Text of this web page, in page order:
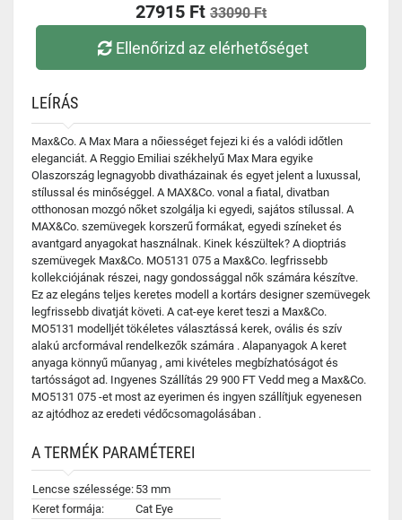
27915 Ft 33090 Ft
Ellenőrizd az elérhetőséget
LEÍRÁS
Max&Co. A Max Mara a nőiességet fejezi ki és a valódi időtlen
eleganciát. A Reggio Emiliai székhelyű Max Mara egyike
Olaszország legnagyobb divatházainak és egyet jelent a luxussal,
stílussal és minőséggel. A MAX&Co. vonal a fiatal, divatban
otthonosan mozgó nőket szolgálja ki egyedi, sajátos stílussal. A
MAX&Co. szemüvegek korszerű formákat, egyedi színeket és
avantgard anyagokat használnak. Kinek készültek? A dioptriás
szemüvegek Max&Co. MO5131 075 a Max&Co. legfrissebb
kollekciójának részei, nagy gondossággal nők számára készítve.
Ez az elegáns teljes keretes modell a kortárs designer szemüvegek
legfrissebb divatját követi. A cat-eye keret teszi a Max&Co.
MO5131 modelljét tökéletes választássá kerek, ovális és szív
alakú arcformával rendelkezők számára . Alapanyagok A keret
anyaga könnyű műanyag , ami kivételes megbízhatóságot és
tartósságot ad. Ingyenes Szállítás 29 900 FT Vedd meg a Max&Co.
MO5131 075 -et most az eyerimen és ingyen szállítjuk egyenesen
az ajtódhoz az eredeti védőcsomagolásában .
A TERMÉK PARAMÉTEREI
Lencse szélessége: 53 mm
Keret formája:
Cat Eye